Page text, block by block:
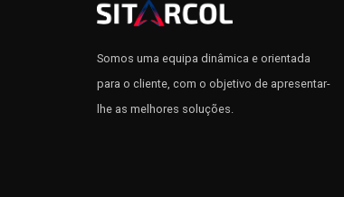
Somos uma equipa dinâmica e orientada
para o cliente, com o objetivo de apresentar-
lhe as melhores soluções.